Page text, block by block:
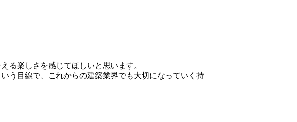
る楽しさを感じてほしいと思います。
う目線で、これからの建築業界でも大切になっていく持